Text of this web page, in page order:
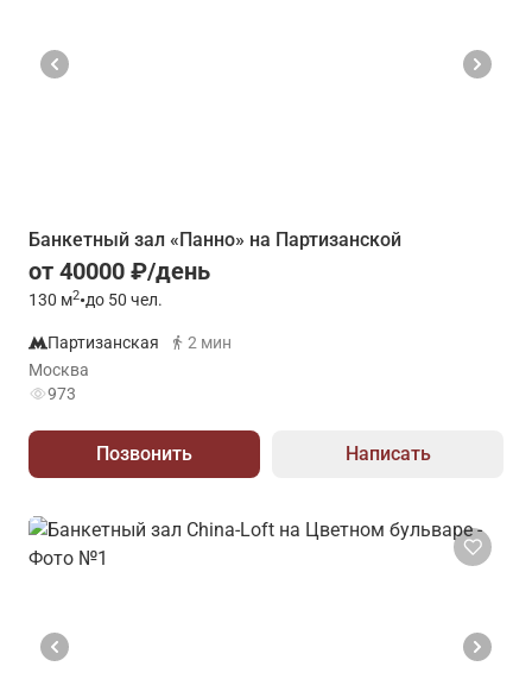
Банкетный зал «Панно» на Партизанской
от 40000 ₽/день
130 м2•до 50 чел.
Партизанская
2 мин
Москва
973
Позвонить Написать